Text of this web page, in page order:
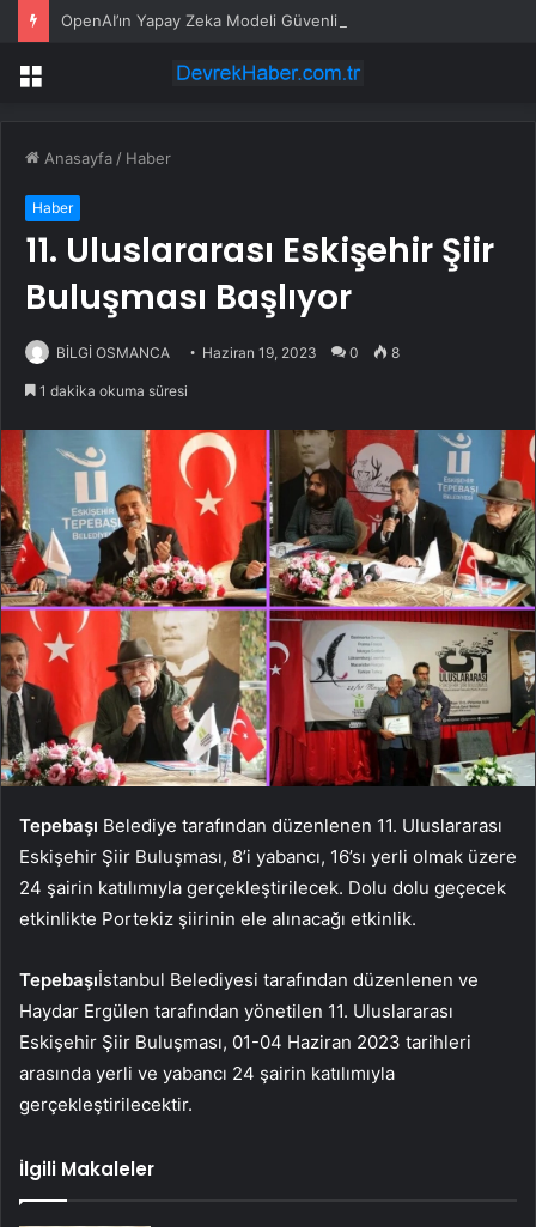
Menü
Anasayfa / Haber
Haber
11. Uluslararası Eskişehir Şiir
Buluşması Başlıyor
BİLGİ OSMANCA Haziran 19, 2023 0 8
1 dakika okuma süresi
Tepebaşı Belediye tarafından düzenlenen 11. Uluslararası
Eskişehir Şiir Buluşması, 8’i yabancı, 16’sı yerli olmak üzere
24 şairin katılımıyla gerçekleştirilecek. Dolu dolu geçecek
etkinlikte Portekiz şiirinin ele alınacağı etkinlik.
Tepebaşıİstanbul Belediyesi tarafından düzenlenen ve
Haydar Ergülen tarafından yönetilen 11. Uluslararası
Eskişehir Şiir Buluşması, 01-04 Haziran 2023 tarihleri ​​
arasında yerli ve yabancı 24 şairin katılımıyla
gerçekleştirilecektir.
İlgili Makaleler